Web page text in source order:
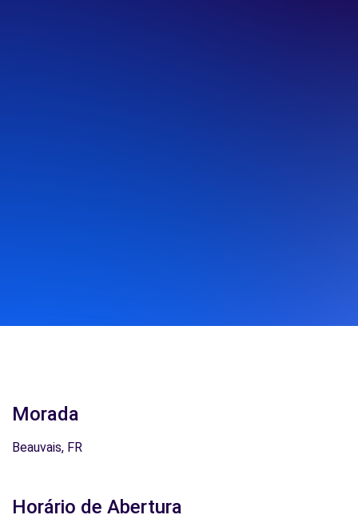
Morada
Beauvais, FR
Horário de Abertura